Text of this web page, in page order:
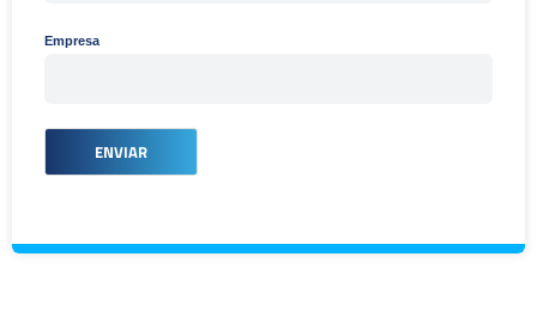
Empresa
ENVIAR